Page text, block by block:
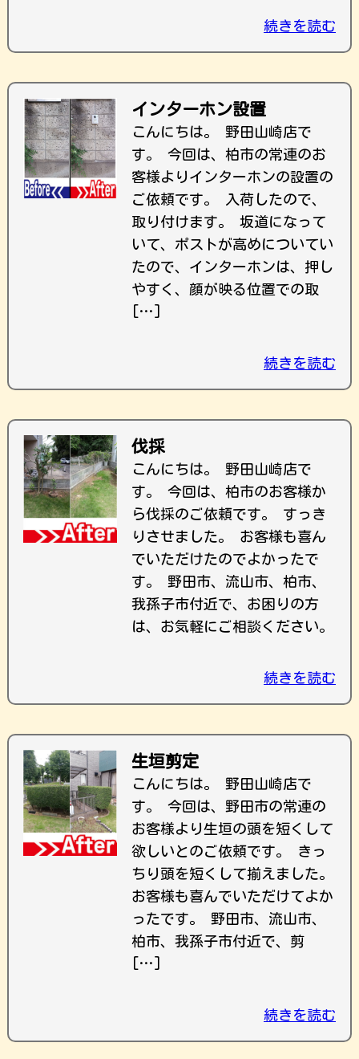
続きを読む
インターホン設置
こんにちは。 野田山崎店で
す。 今回は、柏市の常連のお
客様よりインターホンの設置の
ご依頼です。 入荷したので、
取り付けます。 坂道になって
いて、ポストが高めについてい
たので、インターホンは、押し
やすく、顔が映る位置での取
[…]
続きを読む
伐採
こんにちは。 野田山崎店で
す。 今回は、柏市のお客様か
ら伐採のご依頼です。 すっき
りさせました。 お客様も喜ん
でいただけたのでよかったで
す。 野田市、流山市、柏市、
我孫子市付近で、お困りの方
は、お気軽にご相談ください。
続きを読む
生垣剪定
こんにちは。 野田山崎店で
す。 今回は、野田市の常連の
お客様より生垣の頭を短くして
欲しいとのご依頼です。 きっ
ちり頭を短くして揃えました。
お客様も喜んでいただけてよか
ったです。 野田市、流山市、
柏市、我孫子市付近で、剪
[…]
続きを読む